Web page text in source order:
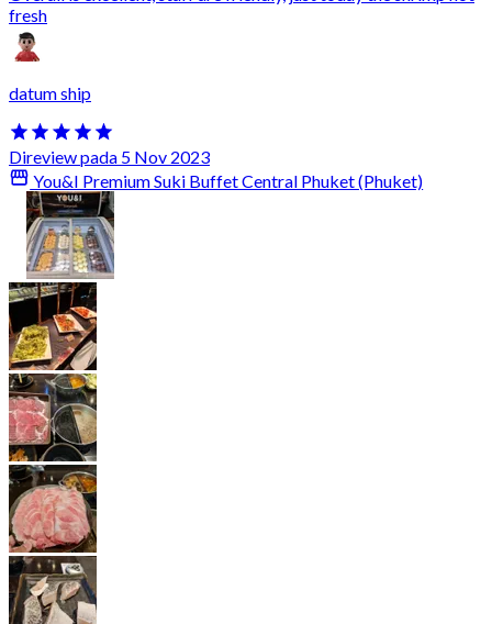
fresh
datum ship
Direview pada 5 Nov 2023
You&I Premium Suki Buffet Central Phuket (Phuket)